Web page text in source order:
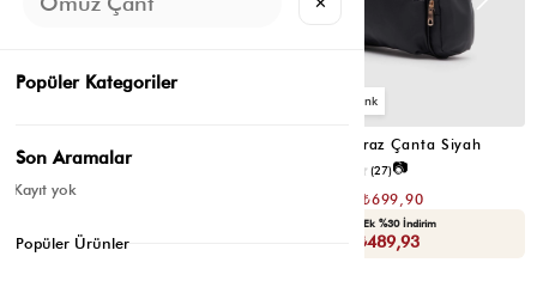
₺1.399,80
Sepette : ₺489,93
Montes Çapraz Çanta Siyah
(27)📷
₺699,90
Seçili Ürünlerde Ek %30 İndirim
Sepette : ₺489,93
Popüler Kategoriler
Son Aramalar
Kayıt yok
Popüler Ürünler